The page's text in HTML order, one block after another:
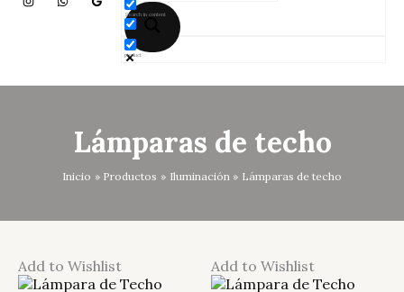
Search in content
product
Lámparas de techo
Inicio Productos Iluminación Lámparas de techo
Add to Wishlist Add to Wishlist